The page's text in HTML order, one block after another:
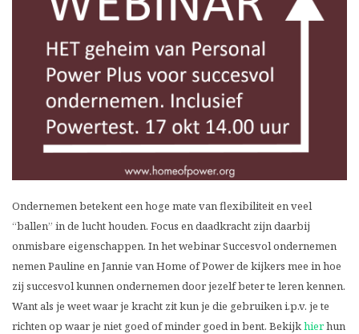
Ondernemen betekent een hoge mate van flexibiliteit en veel
“ballen” in de lucht houden. Focus en daadkracht zijn daarbij
onmisbare eigenschappen. In het webinar Succesvol ondernemen
nemen Pauline en Jannie van Home of Power de kijkers mee in hoe
zij succesvol kunnen ondernemen door jezelf beter te leren kennen.
Want als je weet waar je kracht zit kun je die gebruiken i.p.v. je te
richten op waar je niet goed of minder goed in bent. Bekijkhierhun